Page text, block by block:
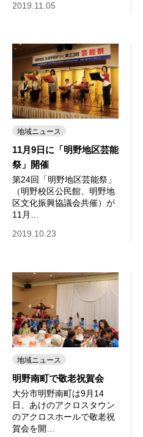
2019.11.05
地域ニュース
11月9日に「明野地区芸能
祭」開催
第24回「明野地区芸能祭」
（明野校区公民館、明野地
区文化振興協議会共催）が
11月…
2019.10.23
地域ニュース
明野南町で敬老祝賀会
大分市明野南町は9月14
日、あけのアクロスタウン
のアクロスホールで敬老祝
賀会を開…